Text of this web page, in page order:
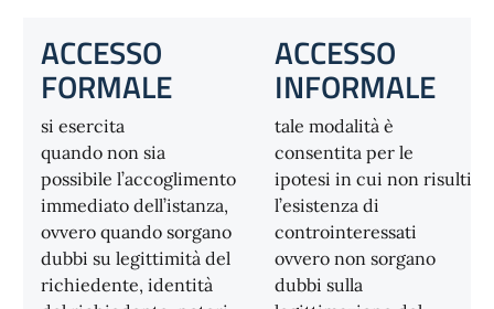
ACCESSO
FORMALE
si esercita
quando non sia
possibile l’accoglimento
immediato dell’istanza,
ovvero quando sorgano
dubbi su legittimità del
richiedente, identità
ACCESSO
INFORMALE
tale modalità è
consentita per le
ipotesi in cui non risulti
l’esistenza di
controinteressati
ovvero non sorgano
dubbi sulla